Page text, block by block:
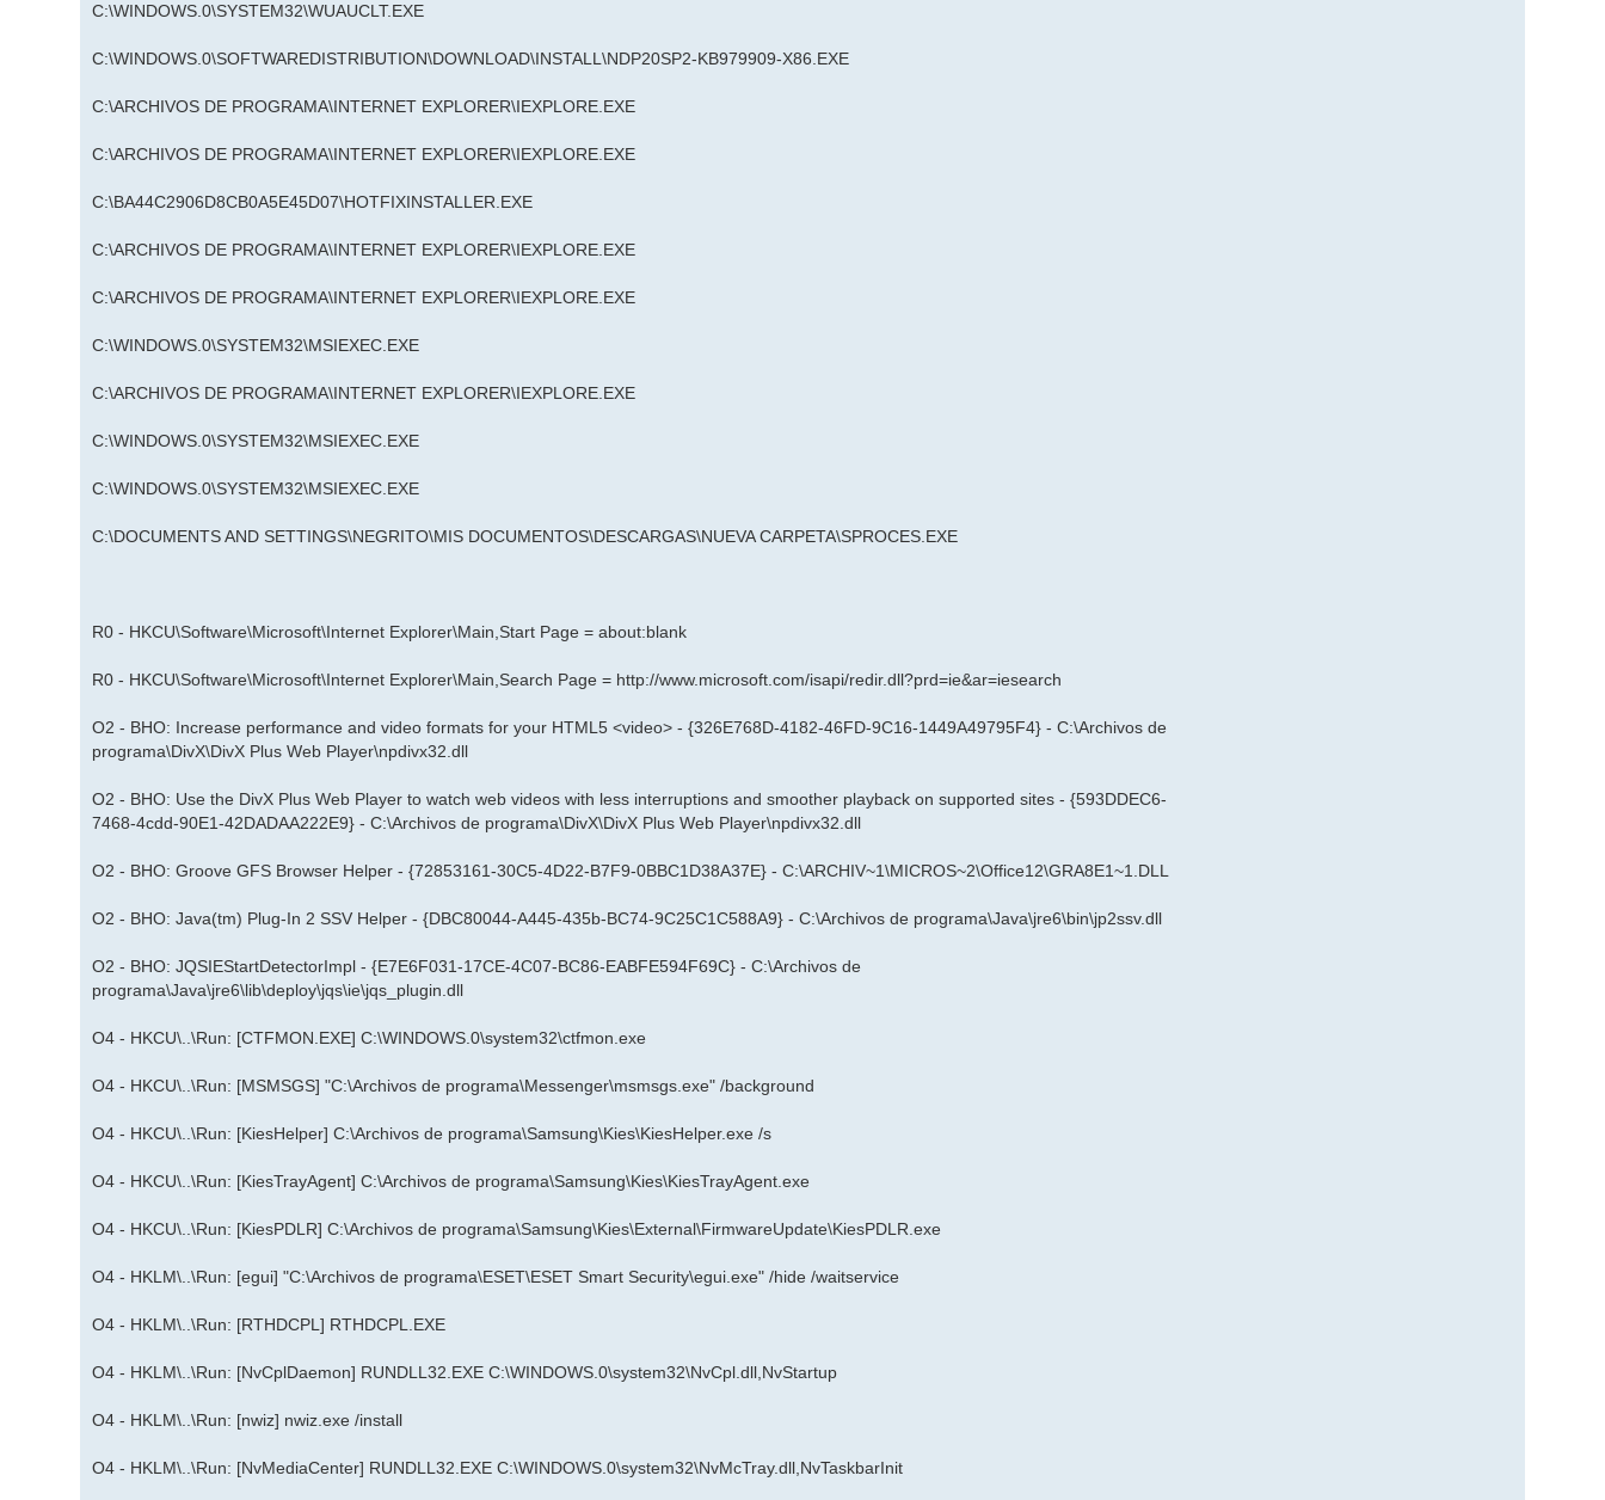
C:\WINDOWS.0\SYSTEM32\WUAUCLT.EXE
C:\WINDOWS.0\SOFTWAREDISTRIBUTION\DOWNLOAD\INSTALL\NDP20SP2-KB979909-X86.EXE
C:\ARCHIVOS DE PROGRAMA\INTERNET EXPLORER\IEXPLORE.EXE
C:\ARCHIVOS DE PROGRAMA\INTERNET EXPLORER\IEXPLORE.EXE
C:\BA44C2906D8CB0A5E45D07\HOTFIXINSTALLER.EXE
C:\ARCHIVOS DE PROGRAMA\INTERNET EXPLORER\IEXPLORE.EXE
C:\ARCHIVOS DE PROGRAMA\INTERNET EXPLORER\IEXPLORE.EXE
C:\WINDOWS.0\SYSTEM32\MSIEXEC.EXE
C:\ARCHIVOS DE PROGRAMA\INTERNET EXPLORER\IEXPLORE.EXE
C:\WINDOWS.0\SYSTEM32\MSIEXEC.EXE
C:\WINDOWS.0\SYSTEM32\MSIEXEC.EXE
C:\DOCUMENTS AND SETTINGS\NEGRITO\MIS DOCUMENTOS\DESCARGAS\NUEVA CARPETA\SPROCES.EXE
R0 - HKCU\Software\Microsoft\Internet Explorer\Main,Start Page = about:blank
R0 - HKCU\Software\Microsoft\Internet Explorer\Main,Search Page = http://www.microsoft.com/isapi/redir.dll?prd=ie&ar=iesearch
O2 - BHO: Increase performance and video formats for your HTML5 <video> - {326E768D-4182-46FD-9C16-1449A49795F4} - C:\Archivos de
programa\DivX\DivX Plus Web Player\npdivx32.dll
O2 - BHO: Use the DivX Plus Web Player to watch web videos with less interruptions and smoother playback on supported sites - {593DDEC6-
7468-4cdd-90E1-42DADAA222E9} - C:\Archivos de programa\DivX\DivX Plus Web Player\npdivx32.dll
O2 - BHO: Groove GFS Browser Helper - {72853161-30C5-4D22-B7F9-0BBC1D38A37E} - C:\ARCHIV~1\MICROS~2\Office12\GRA8E1~1.DLL
O2 - BHO: Java(tm) Plug-In 2 SSV Helper - {DBC80044-A445-435b-BC74-9C25C1C588A9} - C:\Archivos de programa\Java\jre6\bin\jp2ssv.dll
O2 - BHO: JQSIEStartDetectorImpl - {E7E6F031-17CE-4C07-BC86-EABFE594F69C} - C:\Archivos de
programa\Java\jre6\lib\deploy\jqs\ie\jqs_plugin.dll
O4 - HKCU\..\Run: [CTFMON.EXE] C:\WINDOWS.0\system32\ctfmon.exe
O4 - HKCU\..\Run: [MSMSGS] "C:\Archivos de programa\Messenger\msmsgs.exe" /background
O4 - HKCU\..\Run: [KiesHelper] C:\Archivos de programa\Samsung\Kies\KiesHelper.exe /s
O4 - HKCU\..\Run: [KiesTrayAgent] C:\Archivos de programa\Samsung\Kies\KiesTrayAgent.exe
O4 - HKCU\..\Run: [KiesPDLR] C:\Archivos de programa\Samsung\Kies\External\FirmwareUpdate\KiesPDLR.exe
O4 - HKLM\..\Run: [egui] "C:\Archivos de programa\ESET\ESET Smart Security\egui.exe" /hide /waitservice
O4 - HKLM\..\Run: [RTHDCPL] RTHDCPL.EXE
O4 - HKLM\..\Run: [NvCplDaemon] RUNDLL32.EXE C:\WINDOWS.0\system32\NvCpl.dll,NvStartup
O4 - HKLM\..\Run: [nwiz] nwiz.exe /install
O4 - HKLM\..\Run: [NvMediaCenter] RUNDLL32.EXE C:\WINDOWS.0\system32\NvMcTray.dll,NvTaskbarInit